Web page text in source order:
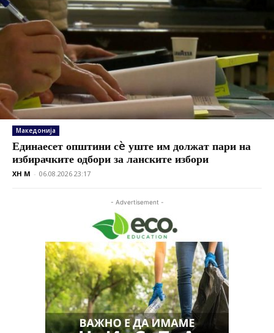
Македонија
Единаесет општини сè уште им должат пари на
избирачките одбори за ланските избори
XH M - 06.08.2026 23:17
- Advertisement -